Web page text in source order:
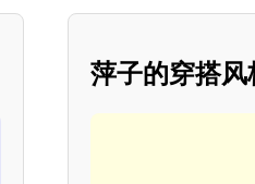
萍子的穿搭